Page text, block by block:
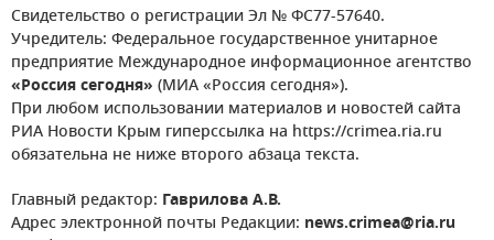
Свидетельство о регистрации Эл № ФС77-57640.
Учредитель: Федеральное государственное унитарное
предприятие Международное информационное агентство
«Россия сегодня» (МИА «Россия сегодня»).
При любом использовании материалов и новостей сайта
РИА Новости Крым гиперссылка на https://crimea.ria.ru
обязательна не ниже второго абзаца текста.
Главный редактор: Гаврилова А.В.
Адрес электронной почты Редакции: news.crimea@ria.ru